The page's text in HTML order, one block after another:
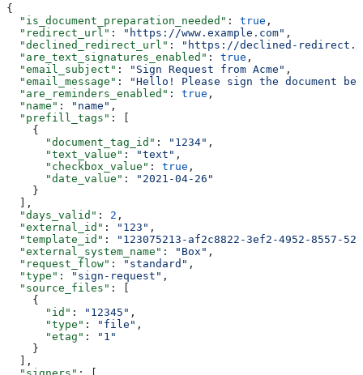
{
  "is_document_preparation_needed"
: true ,
  "redirect_url"
: "https://www.example.com" ,
  "declined_redirect_url"
:
"https://declined-
  "are_text_signatures_enabled"
: true ,
  "email_subject"
: "Sign Request from Acme" ,
  "email_message"
:
"Hello! Please sign the document
  "are_reminders_enabled"
: true ,
  "name"
: "name" ,
  "prefill_tags"
: [
    {
      "document_tag_id"
: "1234" ,
      "text_value"
: "text" ,
      "checkbox_value"
: true ,
      "date_value"
:
"2021-04-26"
    }
  ],
  "days_valid"
: 2 ,
  "external_id"
: "123" ,
  "template_id"
:
"123075213-af2c8822-3ef2-4952-8557-
  "external_system_name"
: "Box" ,
  "request_flow"
: "standard" ,
  "type"
: "sign-request" ,
  "source_files"
: [
    {
      "id"
: "12345" ,
      "type"
: "file" ,
      "etag"
:
"1"
    }
  ],